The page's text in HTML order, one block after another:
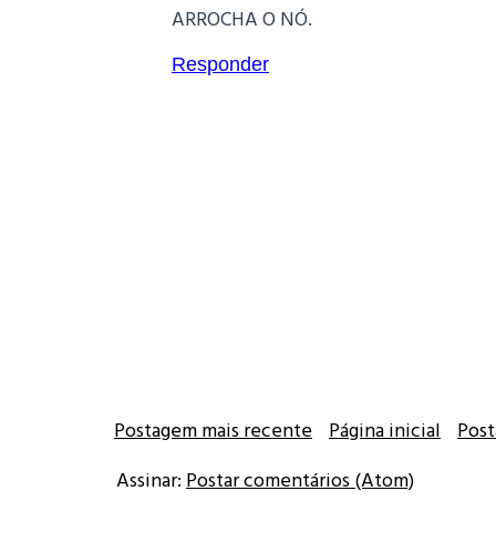
ARROCHA O NÓ.
Responder
Postagem mais recente Página inicial
Assinar: Postar comentários (Atom)